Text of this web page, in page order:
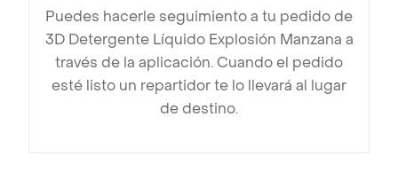
Puedes hacerle seguimiento a tu pedido de
3D Detergente Líquido Explosión Manzana a
través de la aplicación. Cuando el pedido
esté listo un repartidor te lo llevará al lugar
de destino.